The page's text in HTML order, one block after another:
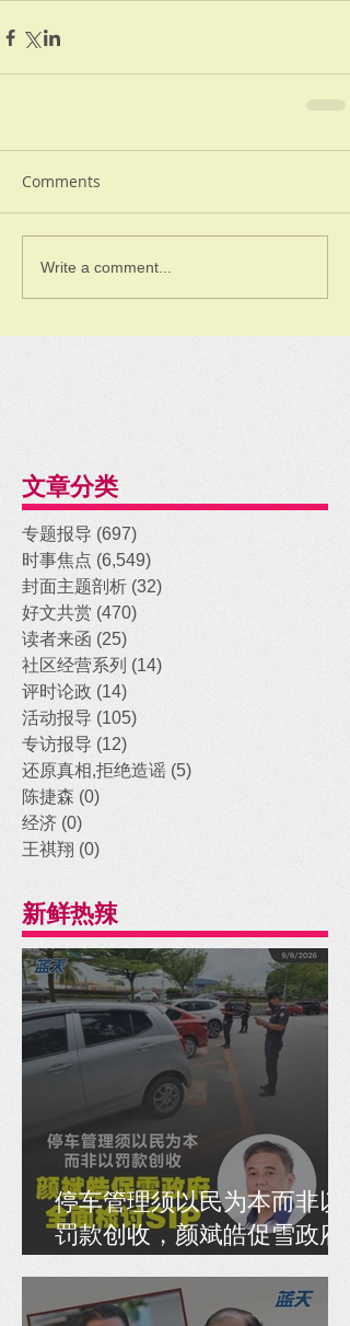
Comments
Write a comment...
文章分类
专题报导 (697)
时事焦点 (6,549)
封面主题剖析 (32)
好文共赏 (470)
读者来函 (25)
社区经营系列 (14)
评时论政 (14)
活动报导 (105)
专访报导 (12)
还原真相,拒绝造谣 (5)
陈捷森 (0)
经济 (0)
王祺翔 (0)
新鲜热辣
停车管理须以民为本而非以
罚款创收，颜斌皓促雪政府